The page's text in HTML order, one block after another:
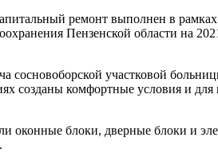
ремонт выполнен в
Пензенской области на
сосновоборской участковой
созданы комфортные условия и для
оконные блоки, дверные блоки и